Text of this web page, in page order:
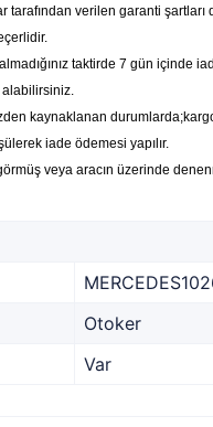
tarafından verilen garanti
taktirde 7 gün içinde
kaynaklanan
iade ödemesi yapılır.
veya aracın üzerinde
Otoker
Var